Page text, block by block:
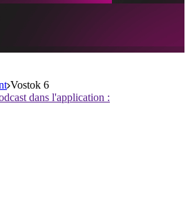
Vostok 6
dans l'application :